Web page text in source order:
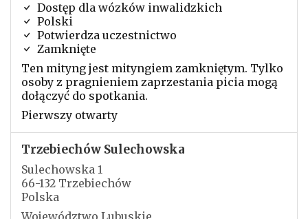
Dostęp dla wózków inwalidzkich
Polski
Potwierdza uczestnictwo
Zamknięte
Ten mityng jest mityngiem zamkniętym. Tylko
osoby z pragnieniem zaprzestania picia mogą
dołączyć do spotkania.
Pierwszy otwarty
Trzebiechów Sulechowska
Sulechowska 1
66-132 Trzebiechów
Polska
Województwo Lubuskie